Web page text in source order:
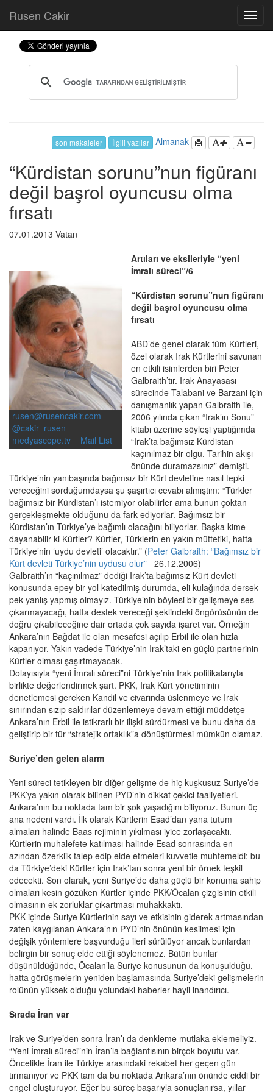
Rusen Cakir
son makaleler İlgili yazılar Almanak
“Kürdistan sorunu”nun figüranı
değil başrol oyuncusu olma
fırsatı
07.01.2013 Vatan
rusen@rusencakir.com
@cakir_rusen
medyascope.tv
Mail List
Artıları ve eksileriyle “yeni
İmralı süreci”/6
“Kürdistan sorunu”nun figüranı
değil başrol oyuncusu olma
fırsatı
ABD’de genel olarak tüm Kürtleri,
özel olarak Irak Kürtlerini savunan
en etkili isimlerden biri Peter
Galbraith’tır. Irak Anayasası
sürecinde Talabani ve Barzani için
danışmanlık yapan Galbraith ile,
2006 yılında çıkan “Irak’ın Sonu”
kitabı üzerine söyleşi yaptığımda
“Irak’ta bağımsız Kürdistan
kaçınılmaz bir olgu. Tarihin akışı
önünde duramazsınız” demişti.
Türkiye’nin yanıbaşında bağımsız bir Kürt devletine nasıl tepki
vereceğini sorduğumdaysa şu şaşırtıcı cevabı almıştım: “Türkler
bağımsız bir Kürdistan’ı istemiyor olabilirler ama bunun çoktan
gerçekleşmekte olduğunu da fark ediyorlar. Bağımsız bir
Kürdistan’ın Türkiye’ye bağımlı olacağını biliyorlar. Başka kime
dayanabilir ki Kürtler? Kürtler, Türklerin en yakın müttefiki, hatta
Türkiye’nin ‘uydu devleti’ olacaktır.” (Peter Galbraith: “Bağımsız bir
Kürt devleti Türkiye’nin uydusu olur” 26.12.2006)
Galbraith’ın “kaçınılmaz” dediği Irak’ta bağımsız Kürt devleti
konusunda epey bir yol katedilmiş durumda, eli kulağında dersek
pek yanlış yapmış olmayız. Türkiye’nin böylesi bir gelişmeye ses
çıkarmayacağı, hatta destek vereceği şeklindeki öngörüsünün de
doğru çıkabileceğine dair ortada çok sayıda işaret var. Örneğin
Ankara’nın Bağdat ile olan mesafesi açılıp Erbil ile olan hızla
kapanıyor. Yakın vadede Türkiye’nin Irak’taki en güçlü partnerinin
Kürtler olması şaşırtmayacak.
Dolayısıyla “yeni İmralı süreci”ni Türkiye’nin Irak politikalarıyla
birlikte değerlendirmek şart. PKK, Irak Kürt yönetiminin
denetlemesi gereken Kandil ve civarında üslenmeye ve Irak
sınırından sızıp saldırılar düzenlemeye devam ettiği müddetçe
Ankara’nın Erbil ile istikrarlı bir ilişki sürdürmesi ve bunu daha da
geliştirip bir tür “stratejik ortaklık”a dönüştürmesi mümkün olamaz.
Suriye’den gelen alarm
Yeni süreci tetikleyen bir diğer gelişme de hiç kuşkusuz Suriye’de
PKK’ya yakın olarak bilinen PYD’nin dikkat çekici faaliyetleri.
Ankara’nın bu noktada tam bir şok yaşadığını biliyoruz. Bunun üç
ana nedeni vardı. İlk olarak Kürtlerin Esad’dan yana tutum
almaları halinde Baas rejiminin yıkılması iyice zorlaşacaktı.
Kürtlerin muhalefete katılması halinde Esad sonrasında en
azından özerklik talep edip elde etmeleri kuvvetle muhtemeldi; bu
da Türkiye’deki Kürtler için Irak’tan sonra yeni bir örnek teşkil
edecekti. Son olarak, yeni Suriye’de daha güçlü bir konuma sahip
olmaları kesin gözüken Kürtler içinde PKK/Öcalan çizgisinin etkili
olmasının ek zorluklar çıkartması muhakkaktı.
PKK içinde Suriye Kürtlerinin sayı ve etkisinin giderek artmasından
zaten kaygılanan Ankara’nın PYD’nin önünün kesilmesi için
değişik yöntemlere başvurduğu ileri sürülüyor ancak bunlardan
belirgin bir sonuç elde ettiği söylenemez. Bütün bunlar
düşünüldüğünde, Öcalan’la Suriye konusunun da konuşulduğu,
hatta görüşmelerin yeniden başlamasında Suriye’deki gelişmelerin
rolünün yüksek olduğu yolundaki haberler hayli inandırıcı.
Sırada İran var
Irak ve Suriye’den sonra İran’ı da denkleme mutlaka eklemeliyiz.
“Yeni İmralı süreci”nin İran’la bağlantısının birçok boyutu var.
Öncelikle İran ile Türkiye arasındaki rekabet her geçen gün
tırmanıyor ve PKK tam da bu noktada Ankara’nın önünde ciddi bir
engel oluşturuyor. Eğer bu süreç başarıyla sonuçlanırsa, yıllar